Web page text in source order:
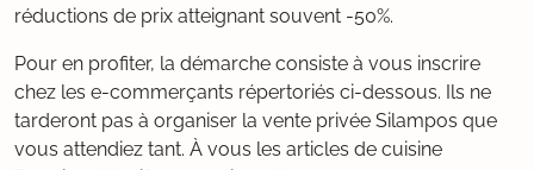
réductions de prix atteignant souvent -50%.
Pour en profiter, la démarche consiste à vous inscrire
chez les e-commerçants répertoriés ci-dessous. Ils ne
tarderont pas à organiser la vente privée Silampos que
vous attendiez tant. À vous les articles de cuisine